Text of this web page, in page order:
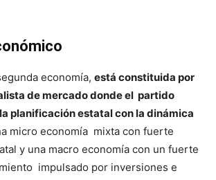
economía, está constituida por
de mercado donde el partido
planificación estatal con la dinámica
micro economía mixta con fuerte
y una macro economía con un fuerte
impulsado por inversiones e